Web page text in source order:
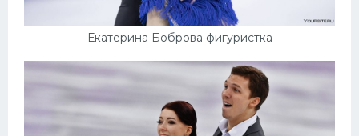
Екатерина Боброва фигуристка